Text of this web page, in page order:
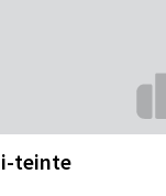
teinte